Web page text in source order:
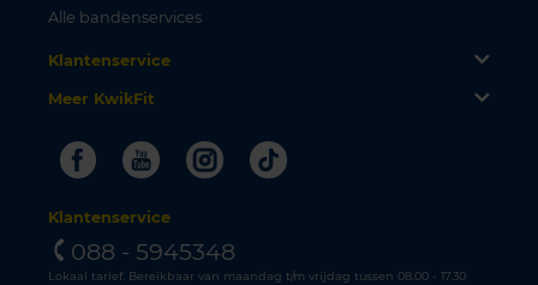
Alle bandenservices
Klantenservice
Meer KwikFit
FacebookYoutubeInstagram
Tiktok
Klantenservice
088 - 5945348
Lokaal tarief. Bereikbaar van maandag t/m vrijdag tussen 08.00 - 17.30